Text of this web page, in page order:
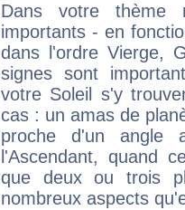
Dans votre thème
importants - en
dans l'ordre Vierge,
signes sont
votre Soleil s'y
cas : un amas de
proche d'un
l'Ascendant, quand
que deux ou trois
nombreux aspects